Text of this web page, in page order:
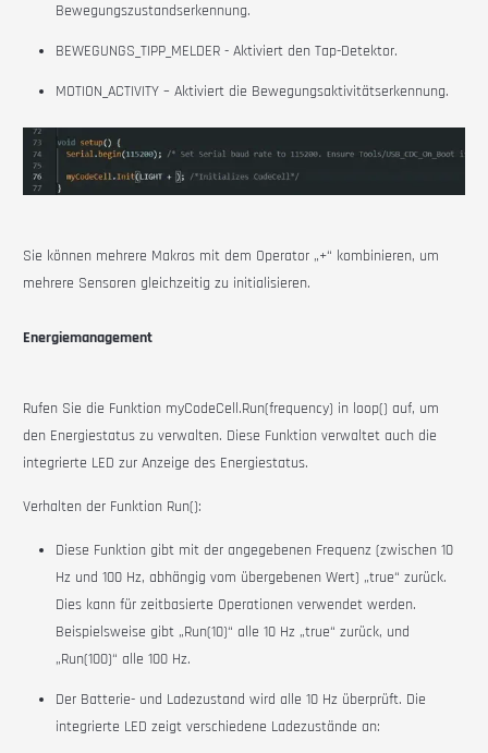
Bewegungszustandserkennung.
BEWEGUNGS_TIPP_MELDER- Aktiviert den Tap-Detektor.
MOTION_ACTIVITY – Aktiviert die Bewegungsaktivitätserkennung.
Sie können mehrere Makros mit dem Operator „+“ kombinieren, um
mehrere Sensoren gleichzeitig zu initialisieren.
Energiemanagement
Rufen Sie die Funktion myCodeCell.Run(frequency) in loop() auf, um
den Energiestatus zu verwalten. Diese Funktion verwaltet auch die
integrierte LED zur Anzeige des Energiestatus.
Verhalten der Funktion Run():
Diese Funktion gibt mit der angegebenen Frequenz (zwischen 10
Hz und 100 Hz, abhängig vom übergebenen Wert) „true“ zurück.
Dies kann für zeitbasierte Operationen verwendet werden.
Beispielsweise gibt „Run(10)“ alle 10 Hz „true“ zurück, und
„Run(100)“ alle 100 Hz.
Der Batterie- und Ladezustand wird alle 10 Hz überprüft. Die
integrierte LED zeigt verschiedene Ladezustände an: